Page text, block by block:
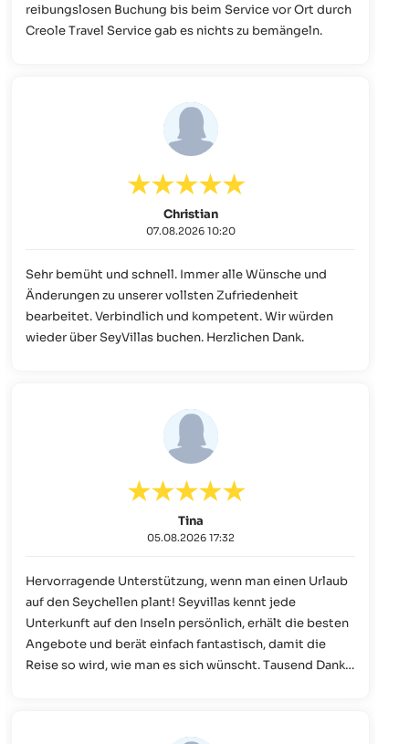
reibungslosen Buchung bis beim Service vor Ort durch
Creole Travel Service gab es nichts zu bemängeln.
Christian
07.08.2026 10:20
Sehr bemüht und schnell. Immer alle Wünsche und
Änderungen zu unserer vollsten Zufriedenheit
bearbeitet. Verbindlich und kompetent. Wir würden
wieder über SeyVillas buchen. Herzlichen Dank.
Tina
05.08.2026 17:32
Hervorragende Unterstützung, wenn man einen Urlaub
auf den Seychellen plant! Seyvillas kennt jede
Unterkunft auf den Inseln persönlich, erhält die besten
Angebote und berät einfach fantastisch, damit die
Reise so wird, wie man es sich wünscht. Tausend Danke